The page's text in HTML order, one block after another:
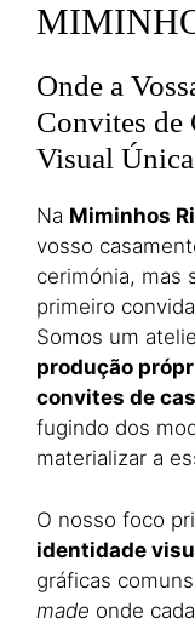
Onde a
Convites de
Visual Única
Na Miminhos
vosso
cerimónia, mas
primeiro
Somos um
produção
convites de
fugindo dos
materializar a
O nosso foco
identidade
gráficas
made onde